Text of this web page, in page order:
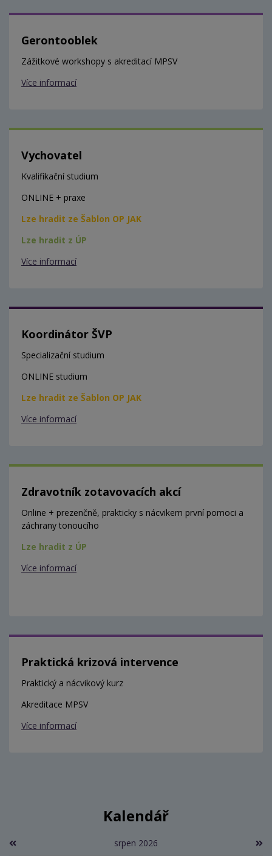
Gerontooblek
Zážitkové workshopy s akreditací MPSV
Více informací
Vychovatel
Kvalifikační studium
ONLINE + praxe
Lze hradit ze Šablon OP JAK
Lze hradit z ÚP
Více informací
Koordinátor ŠVP
Specializační studium
ONLINE studium
Lze hradit ze Šablon OP JAK
Více informací
Zdravotník zotavovacích akcí
Online + prezenčně, prakticky s nácvikem první pomoci a
záchrany tonoucího
Lze hradit z ÚP
Více informací
Praktická krizová intervence
Praktický a nácvikový kurz
Akreditace MPSV
Více informací
Kalendář
srpen 2026